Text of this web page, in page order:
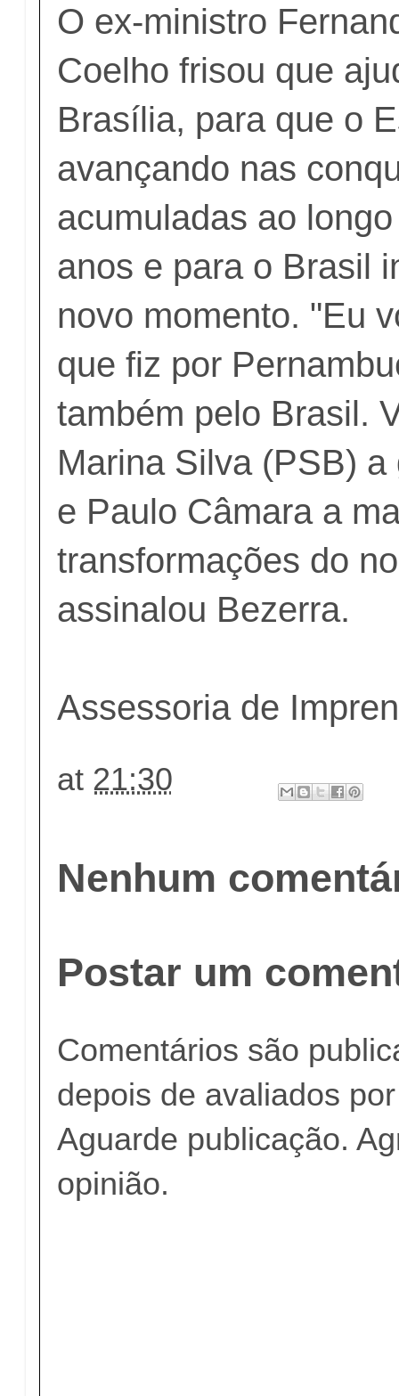
O ex-ministro
Coelho frisou que
Brasília, para que o
avançando nas
acumuladas ao
anos e para o Brasil
novo momento. "Eu
que fiz por
também pelo Brasil.
Marina Silva (PSB)
e Paulo Câmara a
transformações do
assinalou Bezerra.
Assessoria de
at 21:30
Nenhum
Postar um
Comentários são
depois de avaliados
Aguarde publicação.
opinião.